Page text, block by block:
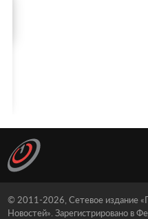
© 2011-2026, Сетевое издание
Новостей». Зарегистрировано в